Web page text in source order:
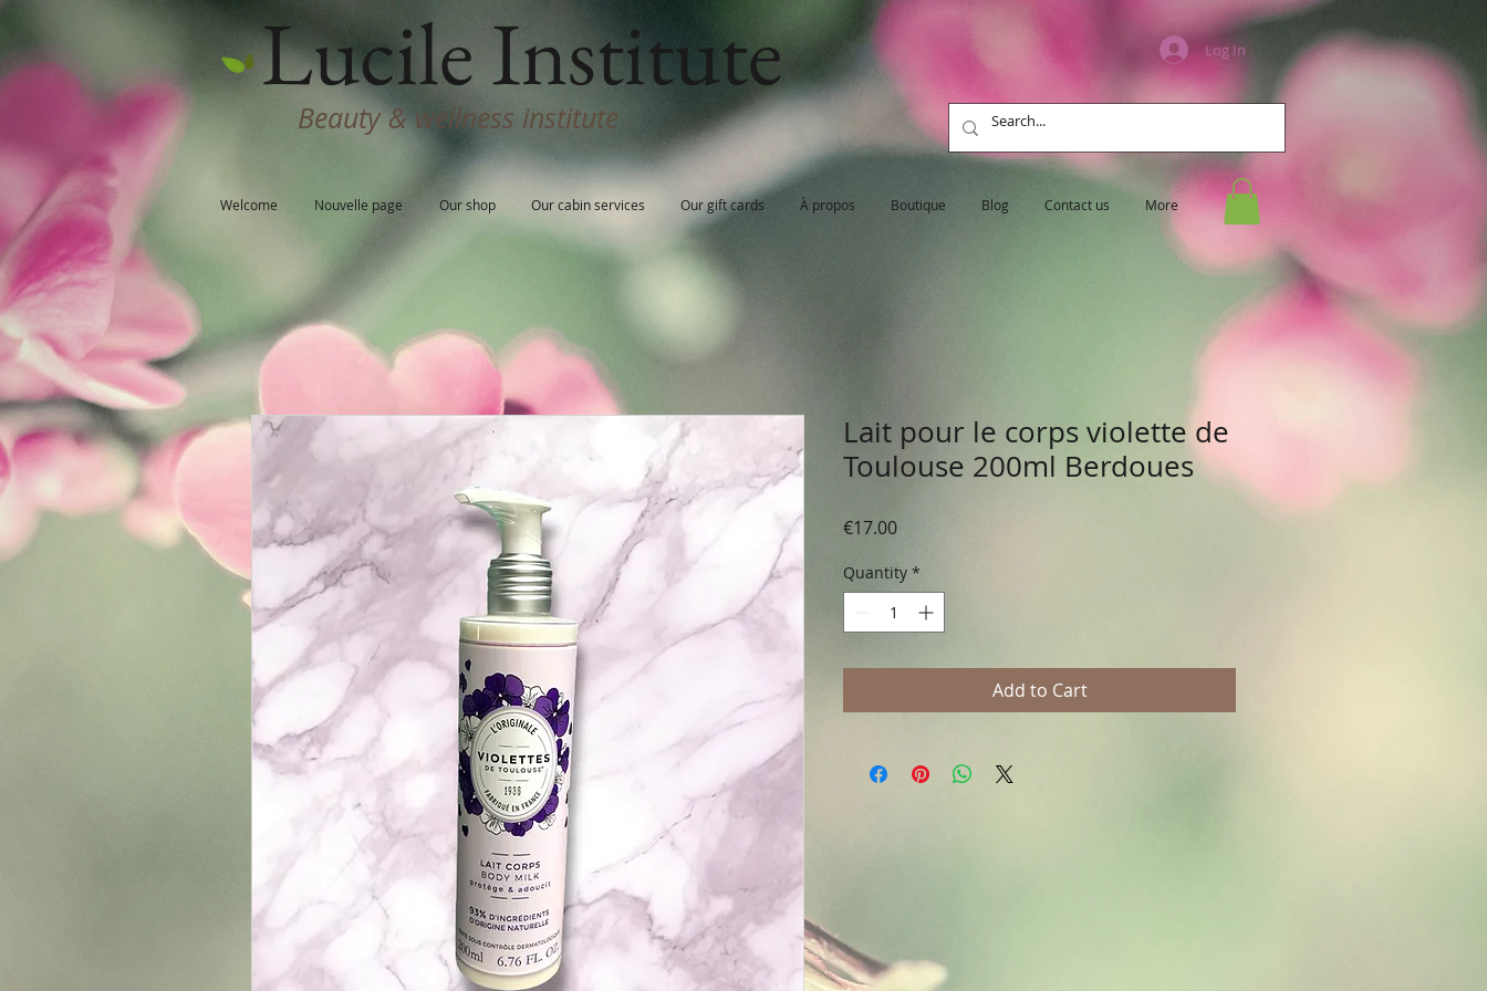
Lucile Institute Log In
Beauty & wellness institute
Welcome Nouvelle page Our shop Our cabin services Our gift cards À propos Boutique Blog Contact us More
Lait pour le corps violette de
Toulouse 200ml Berdoues
€17.00Price
Quantity *
Add to Cart